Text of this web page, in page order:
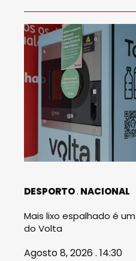
DESPORTO NACIONAL
Mais lixo espalhado é
do Volta
Agosto 8, 2026 . 14:30